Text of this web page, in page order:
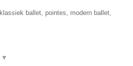
ballet, pointes, modern ballet,
▼